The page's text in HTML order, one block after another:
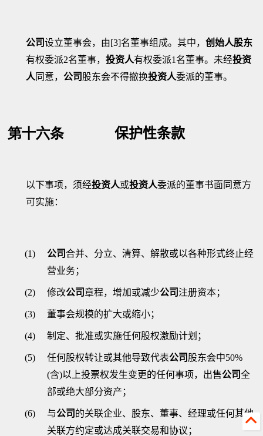
公司设立董事会，由[3]名董事组成。其中， 创始人股东
有权委派2名董事， 投资人有权委派1 名董事。未经投资
人 同意， 公司 股东会不得撤换投资人委派的董事。
第十六条 保护性条款
以下事项，须经投资人或投资人委派的董事书面同意方
可实施：
(1) 公司合并、分立、清算、解散或以各种形式终止经
营业务；
(2) 修改公司章程，增加或减少公司注册资本；
(3) 董事会规模的扩大或缩小；
(4) 制定、批准或实施任何股权激励计划 ；
(5) 任何股权转让或其他导致代表公司 股东会中50%
(含)以上投票权发生变更的任何事项，出售公司全
部或绝大部分资产；
(6) 与公司 的关联企业、股东、董事、经理或任何其他
关联方约定或达成关联交易和协议；